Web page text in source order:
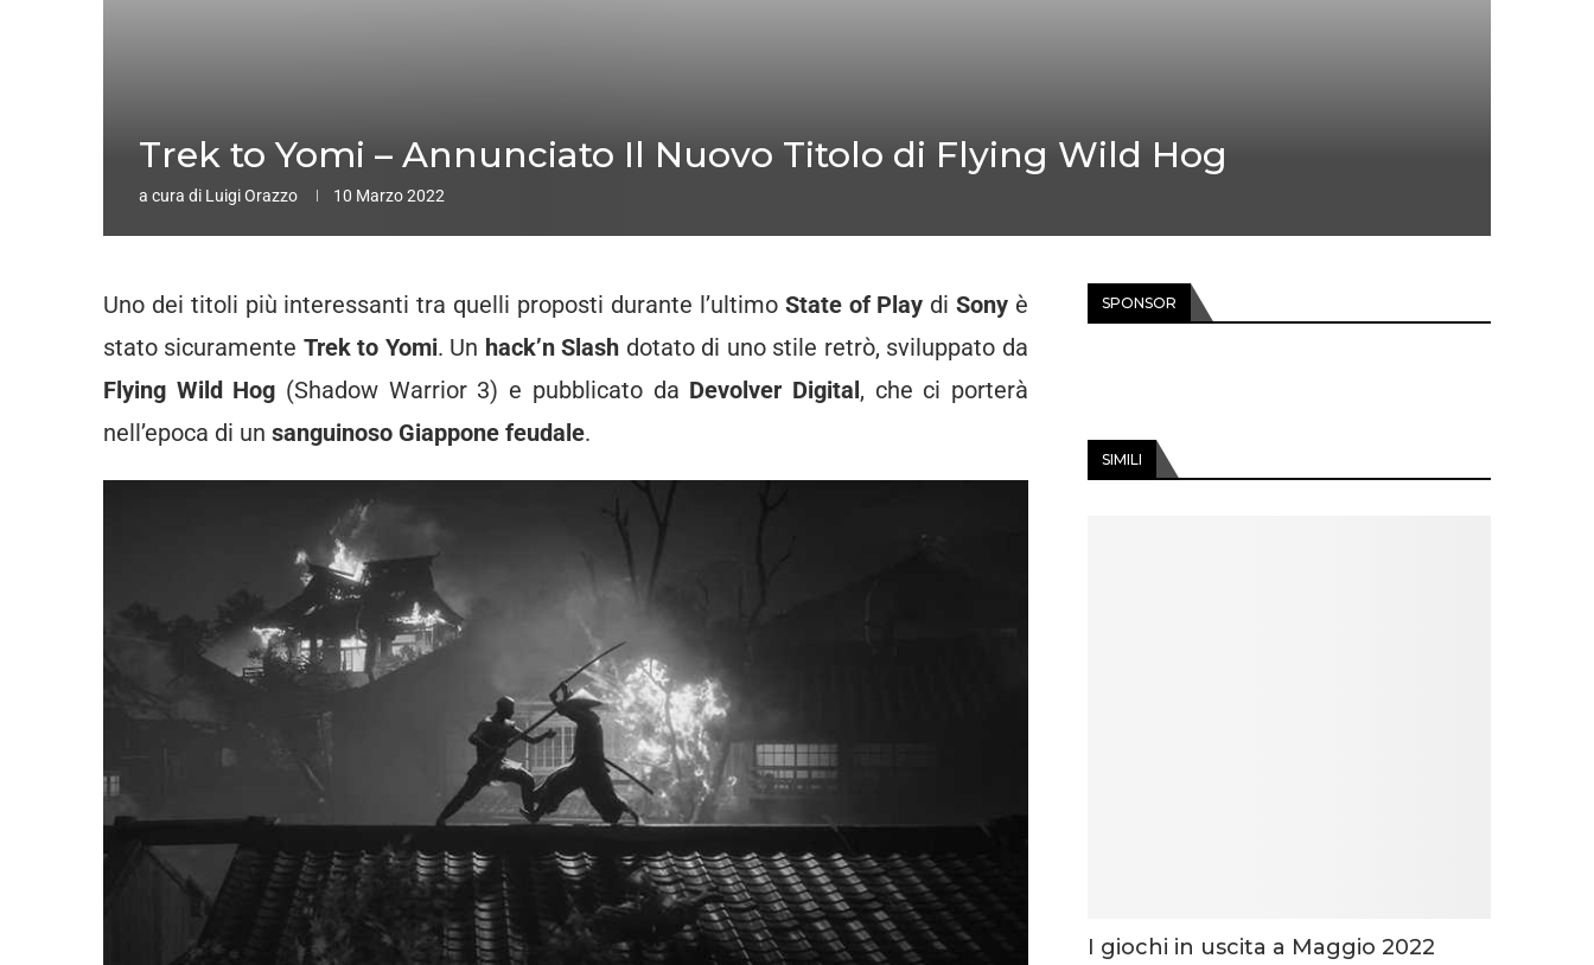
Trek to Yomi – Annunciato Il Nuovo Titolo di Flying Wild Hog
a cura di Luigi Orazzo 10 Marzo 2022
Uno dei titoli più interessanti tra quelli proposti durante l’ultimo State of Play diSony è
stato sicuramente Trek to Yomi. Un hack’n Slash dotato di uno stile retrò, sviluppato da
Flying Wild Hog (Shadow Warrior 3) e pubblicato da Devolver Digital, che ci porterà
nell’epoca di un sanguinoso Giappone feudale.
SPONSOR
SIMILI
I giochi in uscita a Maggio 2022